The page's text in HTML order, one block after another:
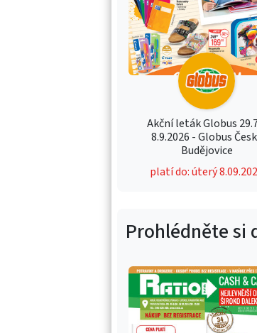
Akční leták Globus
8.9.2026 - Globus
Budějovice
platí do: úterý
Prohlédněte si